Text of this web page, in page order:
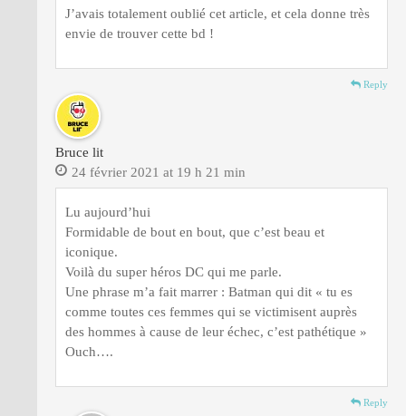
J’avais totalement oublié cet article, et cela donne très
envie de trouver cette bd !
Reply
Bruce lit
24 février 2021 at 19 h 21 min
Lu aujourd’hui
Formidable de bout en bout, que c’est beau et
iconique.
Voilà du super héros DC qui me parle.
Une phrase m’a fait marrer : Batman qui dit « tu es
comme toutes ces femmes qui se victimisent auprès
des hommes à cause de leur échec, c’est pathétique »
Ouch….
Reply